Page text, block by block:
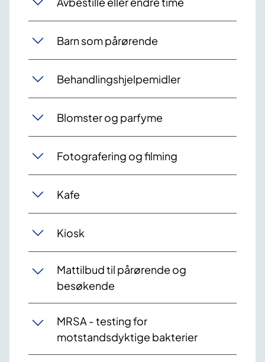
Barn som pårørende
Behandlingshjelpemidler
Blomster og parfyme
Fotografering og filming
Kafe
Kiosk
Mattilbud til pårørende og
besøkende
MRSA - testing for
motstandsdyktige bakterier